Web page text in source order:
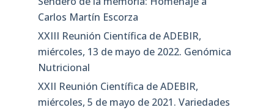
Carlos Martín Escorza
XXIII Reunión Científica de ADEBIR,
miércoles, 13 de mayo de 2022. Genómica
Nutricional
XXII Reunión Científica de ADEBIR,
miércoles, 5 de mayo de 2021. Variedades